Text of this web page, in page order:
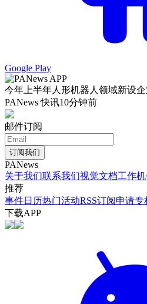
Google Play
今年上半年人形机器人领域新设企
PANews 快讯10分钟前
邮件订阅
订阅我们
PANews
关于我们联系我们视觉文档工作
推荐
事件日历热门活动RSS订阅申请专
下载APP